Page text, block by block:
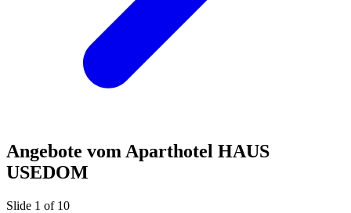
Angebote vom Aparthotel HAUS
USEDOM
Slide 1 of 10